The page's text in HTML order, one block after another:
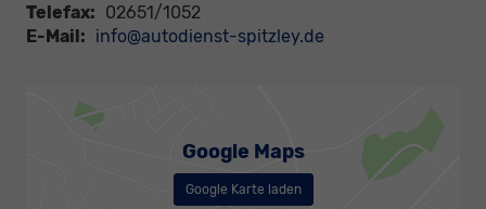
Telefax: 02651/1052
E-Mail: info@autodienst-spitzley.de
Google Maps
Google Karte laden